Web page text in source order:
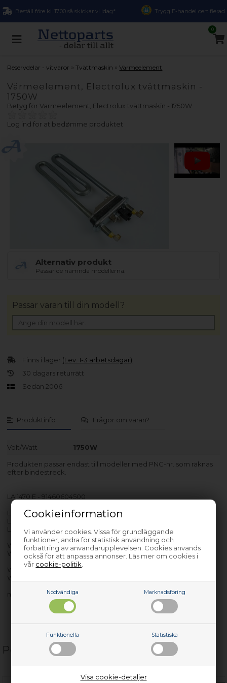
Cookieinformation
Vi använder cookies. Vissa för grundläggande
funktioner, andra för statistisk användning och
förbättring av användarupplevelsen. Cookies används
också för att anpassa annonser. Läs mer om cookies i
vår cookie-politik
Nödvändiga Marknadsföring
Funktionella Statistiska
Visa cookie-detaljer
Beställ före kl. 17.00 så skickar vi idag* Trygg E-handel certifierad
0
Reservdelar - vitvaror »Tvättmaskin »Värmeelement
Värmeelement, Electrolux tvättmaskin -
1750W
Betyg förVärmeelement, Electrolux tvättmaskin - 1750W
Log ind for at bedømme produktet
Alternativ produkt
Passar de nämnda modellerna.
Produktinfo Frågor om varan?
Volt/Watt 1750W
Produkten passar endast till modeller med PNC-nr. som räknas
efter bindestreck.
LAI1470 E - 91460604500
LI1070 E - 91452802500
LI1270 E - 91452814000
LI1470 E - 91452814100
WAGL6S101 - 91452961200
WAGL6S101 - 91452961201
WTGL3 VI200 - 91460603500
WTGL3 VI200 - 91460603501
med flera…
Finns i lager (Lev. 1-3 arbetsdagar)
30 dagars returrätt
Sedan 2006
Passar varan till din modell?
Populära relaterade produkter